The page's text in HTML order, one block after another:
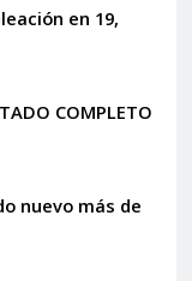
en 19,
COMPLETO
nuevo más de